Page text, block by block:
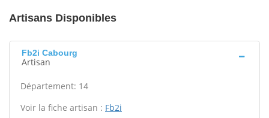
Artisans Disponibles
Fb2i Cabourg
Artisan
Département: 14
Voir la fiche artisan : Fb2i